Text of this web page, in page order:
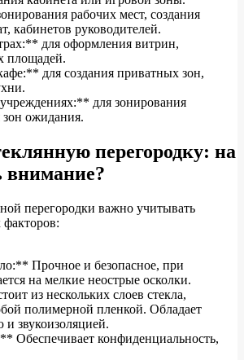
рабочих мест, создания
кабинетов руководителей.
для оформления витрин,
площадей.
для создания приватных зон,
для зонирования
зон ожидания.
перегородку: на
внимание?
перегородки важно учитывать
Прочное и безопасное, при
на мелкие неострые осколки.
из нескольких слоев стекла,
полимерной пленкой. Обладает
звукоизоляцией.
Обеспечивает конфиденциальность,